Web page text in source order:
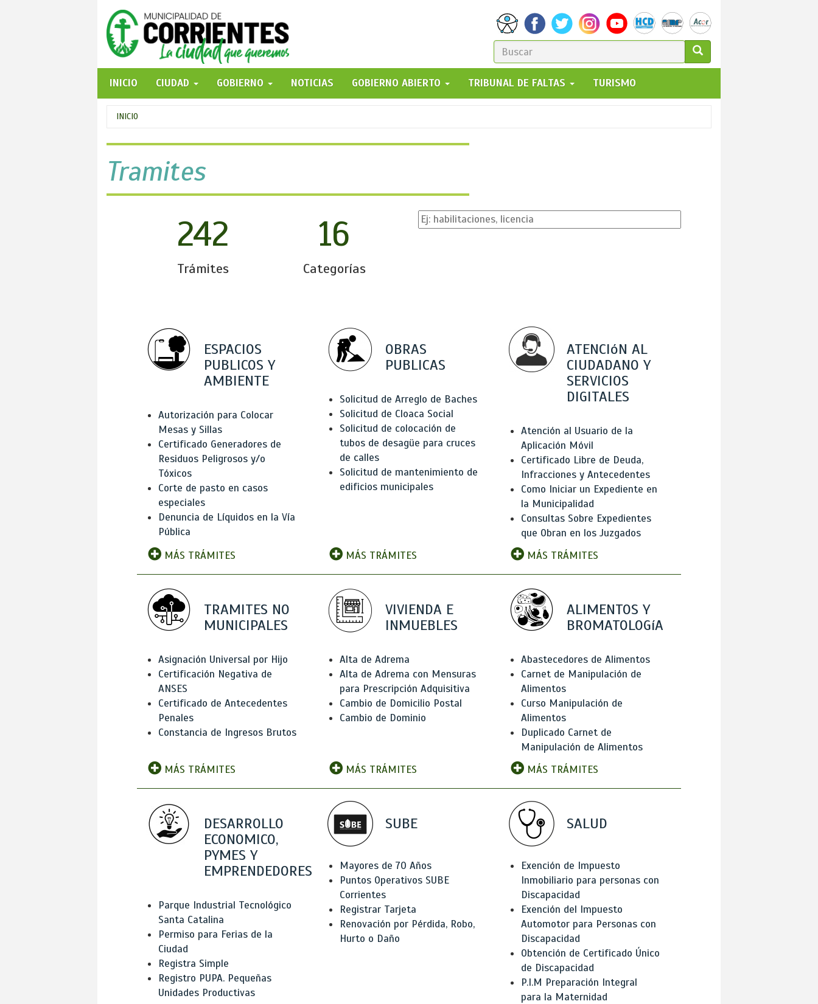
FORMULARIO
DE
BÚSQUEDA
GO!
INICIO
CIUDAD GOBIERNO NOTICIAS GOBIERNO ABIERTO TRIBUNAL DE FALTAS TURISMO
Se
encuentra
usted
aquí
INICIO
Tramites
242
Trámites
16
Categorías
ESPACIOS
PUBLICOS Y
AMBIENTE
Autorización para Colocar
Mesas y Sillas
Certificado Generadores de
Residuos Peligrosos y/o
Tóxicos
Corte de pasto en casos
especiales
Denuncia de Líquidos en la Vía
Pública
MÁS TRÁMITES
OBRAS
PUBLICAS
Solicitud de Arreglo de Baches
Solicitud de Cloaca Social
Solicitud de colocación de
tubos de desagüe para cruces
de calles
Solicitud de mantenimiento de
edificios municipales
MÁS TRÁMITES
ATENCIóN AL
CIUDADANO Y
SERVICIOS
DIGITALES
Atención al Usuario de la
Aplicación Móvil
Certificado Libre de Deuda,
Infracciones y Antecedentes
Como Iniciar un Expediente en
la Municipalidad
Consultas Sobre Expedientes
que Obran en los Juzgados
MÁS TRÁMITES
TRAMITES NO
MUNICIPALES
Asignación Universal por Hijo
Certificación Negativa de
ANSES
Certificado de Antecedentes
Penales
Constancia de Ingresos Brutos
MÁS TRÁMITES
VIVIENDA E
INMUEBLES
Alta de Adrema
Alta de Adrema con Mensuras
para Prescripción Adquisitiva
Cambio de Domicilio Postal
Cambio de Dominio
MÁS TRÁMITES
ALIMENTOS Y
BROMATOLOGíA
Abastecedores de Alimentos
Carnet de Manipulación de
Alimentos
Curso Manipulación de
Alimentos
Duplicado Carnet de
Manipulación de Alimentos
MÁS TRÁMITES
DESARROLLO
ECONOMICO,
PYMES Y
EMPRENDEDORES
Parque Industrial Tecnológico
Santa Catalina
Permiso para Ferias de la
Ciudad
Registra Simple
Registro PUPA. Pequeñas
Unidades Productivas
SUBE
Mayores de 70 Años
Puntos Operativos SUBE
Corrientes
Registrar Tarjeta
Renovación por Pérdida, Robo,
Hurto o Daño
SALUD
Exención de Impuesto
Inmobiliario para personas con
Discapacidad
Exención del Impuesto
Automotor para Personas con
Discapacidad
Obtención de Certificado Único
de Discapacidad
P.I.M Preparación Integral
para la Maternidad